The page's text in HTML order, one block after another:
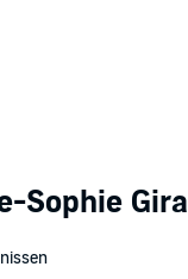
Sophie